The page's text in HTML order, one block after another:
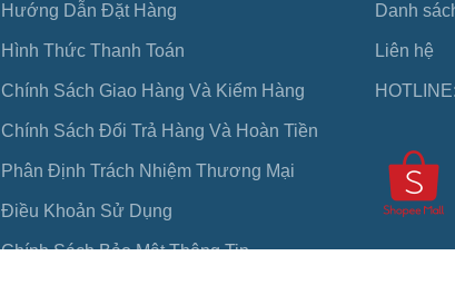
Hướng Dẫn Đặt Hàng
Hình Thức Thanh Toán
Chính Sách Giao Hàng Và Kiểm Hàng
Chính Sách Đổi Trả Hàng Và Hoàn Tiền
Phân Định Trách Nhiệm Thương Mại
Điều Khoản Sử Dụng
Chính Sách Bảo Mật Thông Tin
Danh
Liên hệ